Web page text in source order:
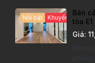
Nổi bật Khuyến mại hấp
Bán
tòa
chất
Giá:
Bán
phòng